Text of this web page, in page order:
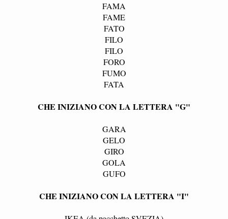
FAMA
FAME
FATO
FILO
FILO
FORO
FUMO
FATA
CHE INIZIANO CON LA LETTERA "G"
GARA
GELO
GIRO
GOLA
GUFO
CHE INIZIANO CON LA LETTERA "I"